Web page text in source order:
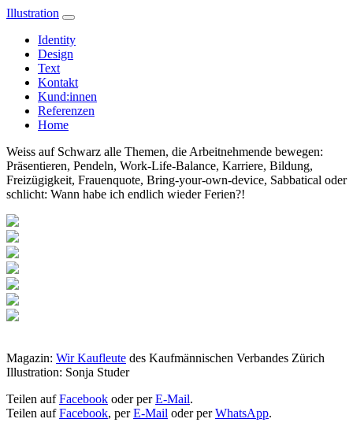
Illustration
Identity
Design
Text
Kontakt
Kund:innen
Referenzen
Home
Weiss auf Schwarz alle Themen, die Arbeitnehmende bewegen:
Präsentieren, Pendeln, Work-Life-Balance, Karriere, Bildung,
Freizügigkeit, Frauenquote, Bring-your-own-device, Sabbatical oder
schlicht: Wann habe ich endlich wieder Ferien?!
Magazin: Wir Kaufleute des Kaufmännischen Verbandes Zürich
Illustration: Sonja Studer
Teilen aufFacebook oder perE-Mail.
Teilen aufFacebook, perE-Mail oder perWhatsApp.